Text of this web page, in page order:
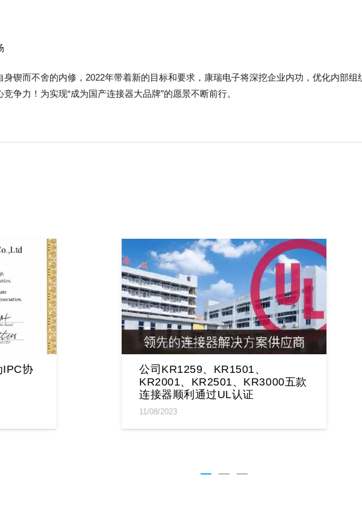
身锲而不舍的内修，2022年带着新的目标和要求，康瑞电子将深挖企业内功，优化内部
争力！为实现“成为国产连接器大品牌”的愿景不断前行。
IPC协
公司KR1259、KR1501、
KR2001、KR2501、KR3000五款
连接器顺利通过UL认证
11/08/2023